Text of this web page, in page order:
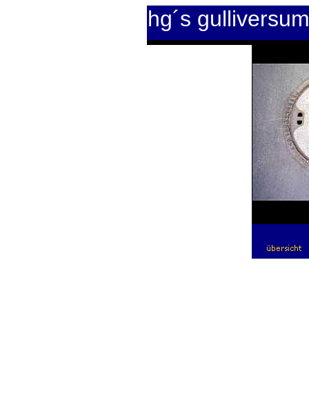
hg´s gulliversum